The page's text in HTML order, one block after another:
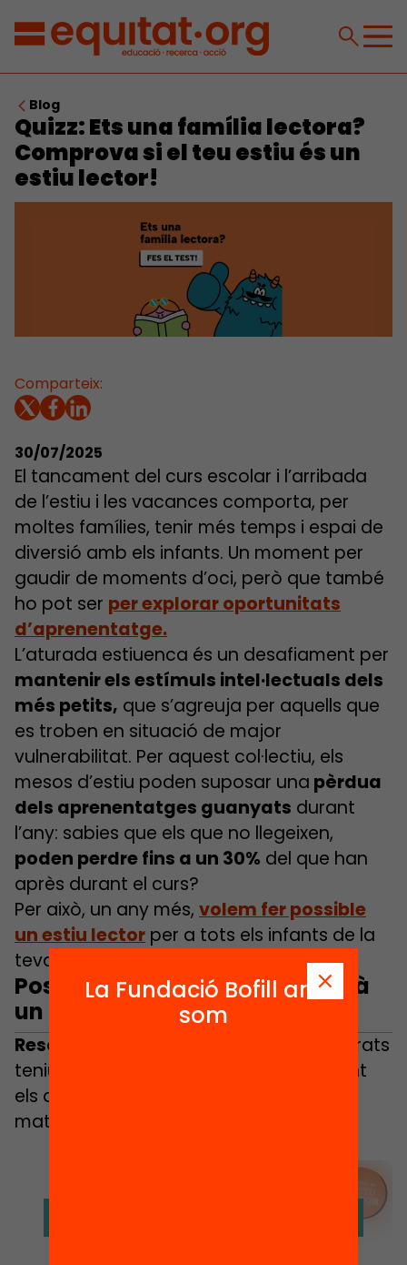
Blog
Quizz: Ets una família lectora?
Comprova si el teu estiu és un
estiu lector!
Comparteix:
30/07/2025
El tancament del curs escolar i l’arribada
de l’estiu i les vacances comporta, per
moltes famílies, tenir més temps i espai de
diversió amb els infants. Un moment per
gaudir de moments d’oci, però que també
ho pot ser per explorar oportunitats
d’aprenentatge.
L’aturada estiuenca és un desafiament per
mantenir els estímuls intel·lectuals dels
més petits, que s’agreuja per aquells que
es troben en situació de major
vulnerabilitat. Per aquest col·lectiu, els
mesos d’estiu poden suposar una pèrdua
dels aprenentatges guanyats durant
l’any: sabies que els que no llegeixen,
poden perdre fins a un 30% del que han
après durant el curs?
Per això, un any més, volem fer possible
un estiu lector per a tots els infants de la
teva mà.
Posa’t a prova: El teu estiu, serà
un estiu lector en família?
Resol el Quizz
per saber com d’incorporats
teniu els hàbits de lectura a casa durant
els dies d’estiu, i t’acompanyarem amb
materials per continuar millorant!
La Fundació Bofill ara
som